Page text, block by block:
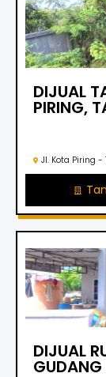
DIJUAL
PIRING,
Jl. Kota Piring
DIJUAL